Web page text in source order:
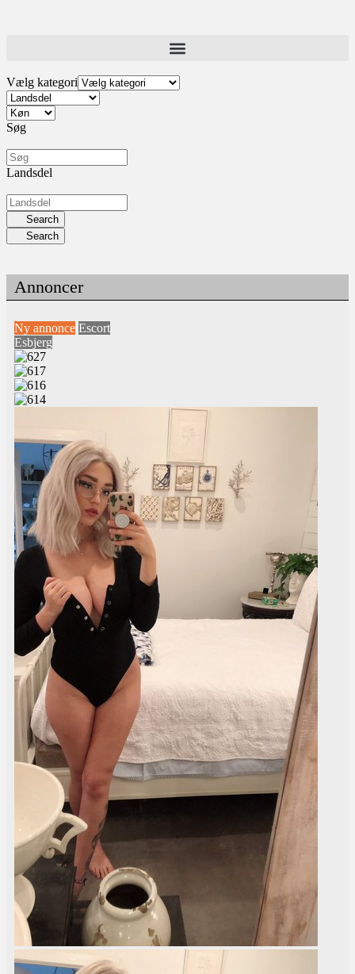
Vælg kategori
Søg
Landsdel
Search
Search
Annoncer
Ny annonce Escort
Esbjerg